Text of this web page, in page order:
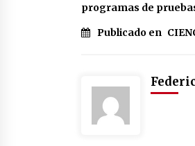
programas de
Publicado en